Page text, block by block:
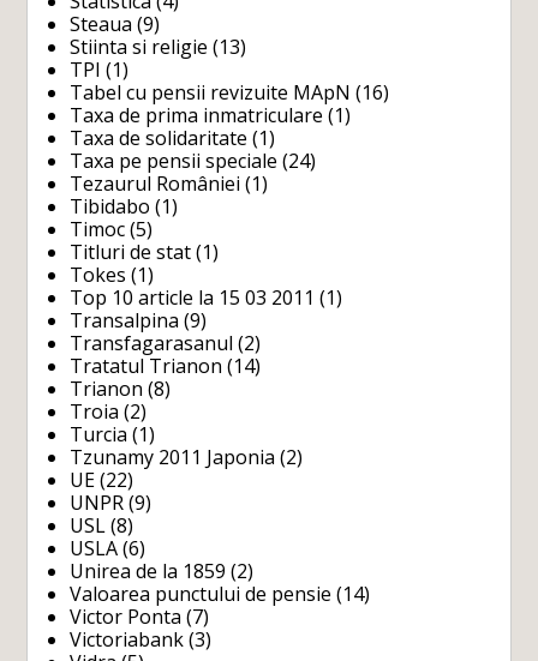
Steaua (9)
Stiinta si religie (13)
TPI (1)
Tabel cu pensii revizuite MApN (16)
Taxa de prima inmatriculare (1)
Taxa de solidaritate (1)
Taxa pe pensii speciale (24)
Tezaurul României (1)
Tibidabo (1)
Timoc (5)
Titluri de stat (1)
Tokes (1)
Top 10 article la 15 03 2011 (1)
Transalpina (9)
Transfagarasanul (2)
Tratatul Trianon (14)
Trianon (8)
Troia (2)
Turcia (1)
Tzunamy 2011 Japonia (2)
UE (22)
UNPR (9)
USL (8)
USLA (6)
Unirea de la 1859 (2)
Valoarea punctului de pensie (14)
Victor Ponta (7)
Victoriabank (3)